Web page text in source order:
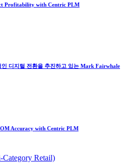
Profitability with Centric PLM
디지털 전환을 추진하고 있는 Mark Fairwhale
Accuracy with Centric PLM
Retail)